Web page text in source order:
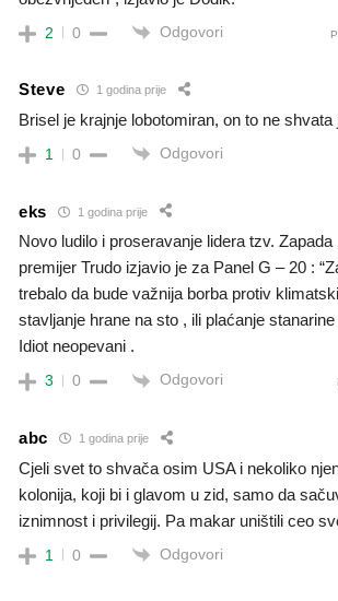
2 0 Odgovori
Steve 1 godina prije
Brisel je krajnje lobotomiran, on to ne
1 0 Odgovori
eks 1 godina prije
Novo ludilo i proseravanje lidera tzv.
premijer Trudo izjavio je za Panel G – 20 :
trebalo da bude važnija borba protiv
stavljanje hrane na sto , ili plaćanje stanarine
Idiot neopevani .
3 0 Odgovori
abc 1 godina prije
Cjeli svet to shvača osim USA i nekoliko
kolonija, koji bi i glavom u zid, samo da
iznimnost i privilegij. Pa makar uništili ceo
1 0 Odgovori